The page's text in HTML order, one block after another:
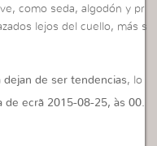
como seda, algodón y pr
lejos del cuello, más s
dejan de ser tendencias, lo